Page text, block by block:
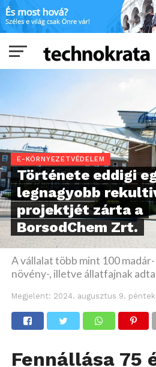
E-KÖRNYEZETVÉDELEM
Története eddigi
legnagyobb
projektjét zárta a
BorsodChem Zrt.
A vállalat több mint 100 madár-
növény-, illetve állatfajnak
Megjelent: 2024. augusztus 9. péntek
Fennállása 75